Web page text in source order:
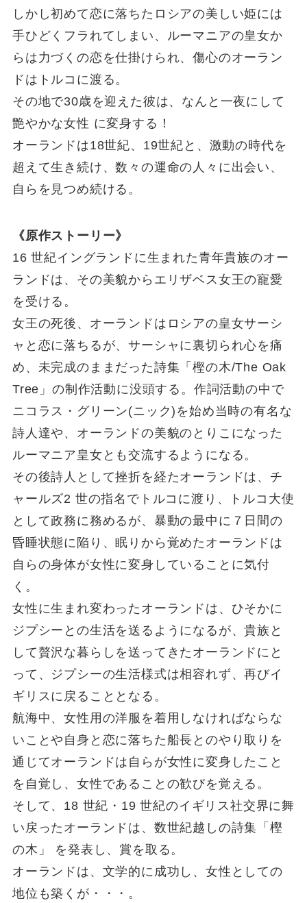
しかし初めて恋に落ちたロシアの美しい姫には
手ひどくフラれてしまい、ルーマニアの皇女か
らは力づくの恋を仕掛けられ、傷心のオーラン
ドはトルコに渡る。
その地で30歳を迎えた彼は、なんと一夜にして
艶やかな女性 に変身する！
オーランドは18世紀、19世紀と、激動の時代を
超えて生き続け、数々の運命の人々に出会い、
自らを見つめ続ける。
《原作ストーリー》
16 世紀イングランドに生まれた青年貴族のオー
ランドは、その美貌からエリザベス女王の寵愛
を受ける。
女王の死後、オーランドはロシアの皇女サーシ
ャと恋に落ちるが、サーシャに裏切られ心を痛
め、未完成のままだった詩集「樫の木/The Oak
Tree」の制作活動に没頭する。作詞活動の中で
ニコラス・グリーン(ニック)を始め当時の有名な
詩人達や、オーランドの美貌のとりこになった
ルーマニア皇女とも交流するようになる。
その後詩人として挫折を経たオーランドは、チ
ャールズ2 世の指名でトルコに渡り、トルコ大使
として政務に務めるが、暴動の最中に７日間の
昏睡状態に陥り、眠りから覚めたオーランドは
自らの身体が女性に変身していることに気付
く。
女性に生まれ変わったオーランドは、ひそかに
ジプシーとの生活を送るようになるが、貴族と
して贅沢な暮らしを送ってきたオーランドにと
って、ジプシーの生活様式は相容れず、再びイ
ギリスに戻ることとなる。
航海中、女性用の洋服を着用しなければならな
いことや自身と恋に落ちた船長とのやり取りを
通じてオーランドは自らが女性に変身したこと
を自覚し、女性であることの歓びを覚える。
そして、18 世紀・19 世紀のイギリス社交界に舞
い戻ったオーランドは、数世紀越しの詩集「樫
の木」 を発表し、賞を取る。
オーランドは、文学的に成功し、女性としての
地位も築くが・・・。